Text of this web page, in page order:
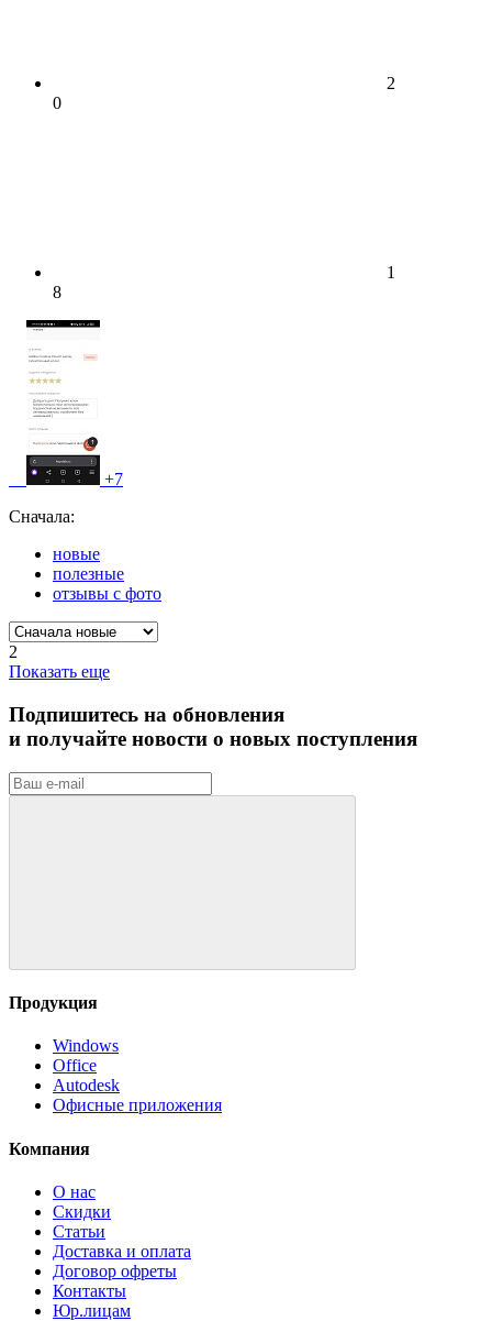
2
0
1
8
+7
Сначала:
новые
полезные
отзывы с фото
2
Показать еще
Подпишитесь на обновления
и получайте новости о новых поступления
Продукция
Windows
Office
Autodesk
Офисные приложения
Компания
О нас
Скидки
Статьи
Доставка и оплата
Договор офреты
Контакты
Юр.лицам